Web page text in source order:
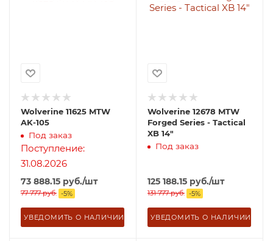
Wolverine 11625 MTW
AK-105
Под заказ
Поступление:
31.08.2026
73 888.15 руб./шт
77 777руб. -5%
УВЕДОМИТЬ О НАЛИЧИИ
Wolverine 12678 MTW
Forged Series - Tactical
XB 14"
Под заказ
125 188.15 руб./шт
131 777руб. -5%
УВЕДОМИТЬ О НАЛИЧИИ